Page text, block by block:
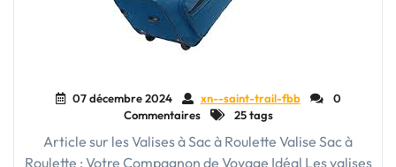
07 décembre 2024 xn--saint-trail-fbb
0
Commentaires
25 tags
Article sur les Valises à Sac à Roulette Valise Sac à
Roulette : Votre Compagnon de Voyage Idéal Les valises